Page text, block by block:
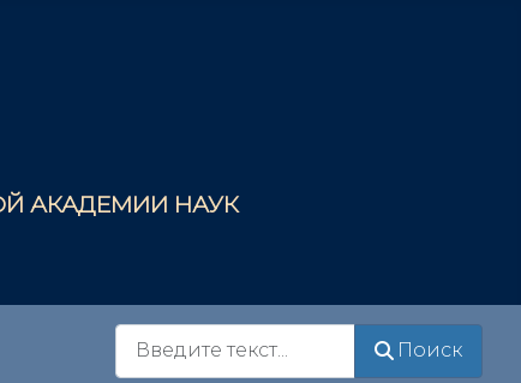
АКАДЕМИИ НАУК
Поиск